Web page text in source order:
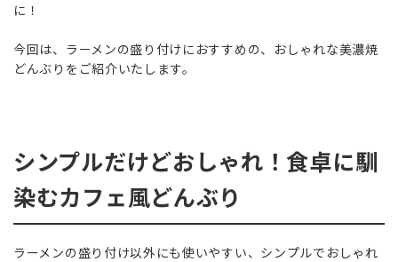
に！
今回は、ラーメンの盛り付けにおすすめの、おしゃれな美濃焼
どんぶりをご紹介いたします。
シンプルだけどおしゃれ！食卓に馴
染むカフェ風どんぶり
ラーメンの盛り付け以外にも使いやすい、シンプルでおしゃれ